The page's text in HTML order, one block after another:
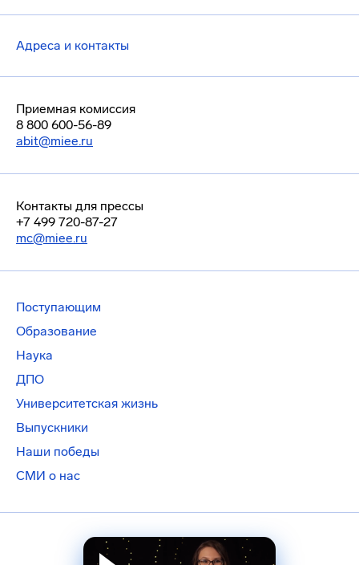
Адреса и контакты
Приемная комиссия
8 800 600-56-89
abit@miee.ru
Контакты для прессы
+7 499 720-87-27
mc@miee.ru
Поступающим
Образование
Наука
ДПО
Университетская жизнь
Выпускники
Наши победы
СМИ о нас